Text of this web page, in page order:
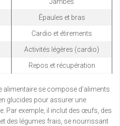
Jambes
Épaules et bras
Cardio et étirements
Activités légères (cardio)
Repos et récupération
se compose d’aliments
glucides pour assurer une
Par exemple, il inclut des œufs, des
des légumes frais, se nourrissant